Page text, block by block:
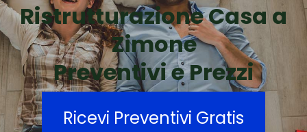
Ristrutturazione Casa a
Zimone
Preventivi e Prezzi
Ricevi Preventivi Gratis